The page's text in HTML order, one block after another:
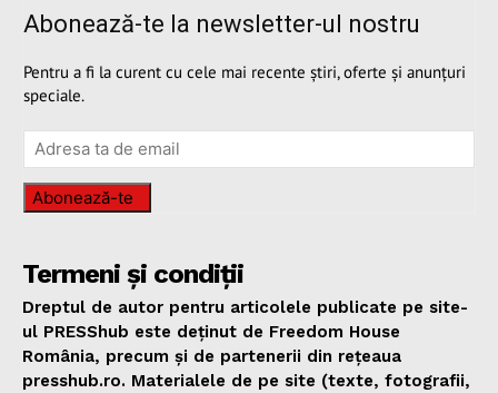
Abonează-te la newsletter-ul nostru
Pentru a fi la curent cu cele mai recente știri, oferte și anunțuri
speciale.
Abonează-te
Termeni și condiții
Dreptul de autor pentru articolele publicate pe site-
ul PRESShub este deținut de Freedom House
România, precum și de partenerii din rețeaua
presshub.ro. Materialele de pe site (texte, fotografii,